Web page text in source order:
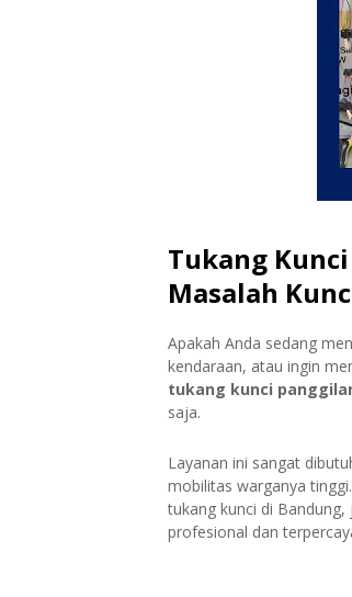
Tukang
Masalah
Apakah Anda sedang
kendaraan, atau ingin
tukang kunci
saja.
Layanan ini sangat
mobilitas warganya
tukang kunci di
profesional dan